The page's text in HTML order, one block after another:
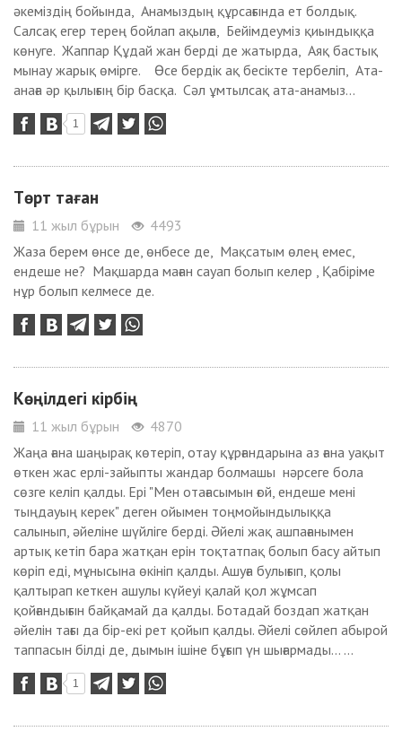
әкеміздің бойында, Анамыздың құрсағында ет болдық.
Салсақ егер терең бойлап ақылға, Бейімдеуміз қиындыққа
көнуге. Жаппар Құдай жан берді де жатырда, Аяқ бастық
мынау жарық өмірге. Өсе бердік ақ бесікте тербеліп, Ата-
анаға әр қылығың бір басқа. Сәл ұмтылсақ ата-анамыз...
1
Төрт таған
11 жыл бұрын
4493
Жаза берем өнсе де, өнбесе де, Мақсатым өлең емес,
ендеше не? Мақшарда маған сауап болып келер , Қабіріме
нұр болып келмесе де.
Көңілдегi кiрбiң
11 жыл бұрын
4870
Жаңа ғана шаңырақ көтеріп, отау құрғандарына аз ғана уақыт
өткен жас ерлі-зайыпты жандар болмашы нәрсеге бола
сөзге келіп қалды. Ері "Мен отағасымын ғой, ендеше мені
тыңдауың керек" деген ойымен тоңмойындылыққа
салынып, әйеліне шүйліге берді. Әйелі жақ ашпағанымен
артық кетіп бара жатқан ерін тоқтатпақ болып басу айтып
көріп еді, мұнысына өкініп қалды. Ашуға булығып, қолы
қалтырап кеткен ашулы күйеуі қалай қол жұмсап
қойғандығын байқамай да қалды. Ботадай боздап жатқан
әйелін тағы да бір-екі рет қойып қалды. Әйелі сөйлеп абырой
таппасын білді де, дымын ішіне бұғып үн шығармады... ...
1